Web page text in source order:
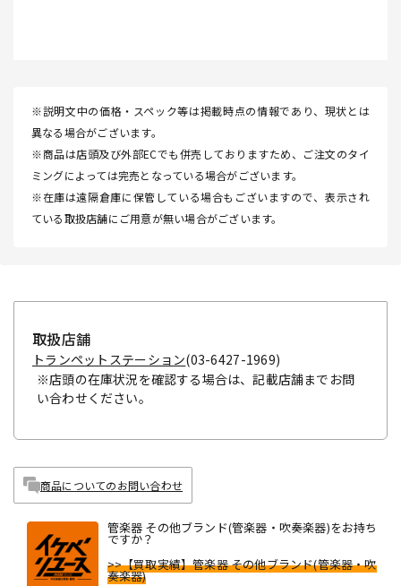
※説明文中の価格・スペック等は掲載時点の情報であり、現状とは
異なる場合がございます。
※商品は店頭及び外部ECでも併売しておりますため、ご注文のタイ
ミングによっては完売となっている場合がございます。
※在庫は遠隔倉庫に保管している場合もございますので、表示され
ている取扱店舗にご用意が無い場合がございます。
取扱店舗
トランペットステーション(03-6427-1969)
※店頭の在庫状況を確認する場合は、記載店舗までお問
い合わせください。
商品についてのお問い合わせ
管楽器 その他ブランド(管楽器・吹奏楽器)をお持ち
ですか？
>>【買取実績】管楽器 その他ブランド(管楽器・吹
奏楽器)